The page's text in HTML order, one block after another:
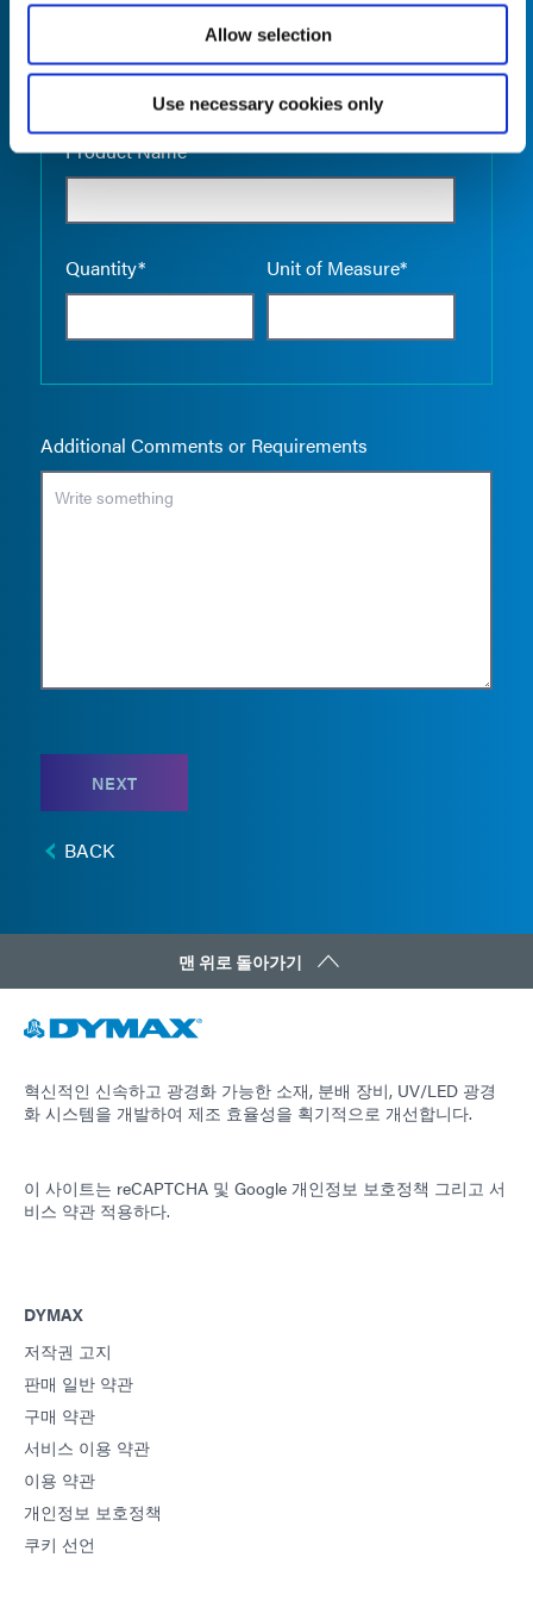
Allow selection
Use necessary cookies only
Product Name*
Quantity* Unit of Measure*
Empty
Additional Comments or Requirements
NEXT
BACK
맨 위로 돌아가기
혁신적인 신속하고 광경화 가능한 소재, 분배 장비, UV/LED 광경
화 시스템을 개발하여 제조 효율성을 획기적으로 개선합니다.
이 사이트는 reCAPTCHA 및 Google 개인정보 보호정책 그리고 서
비스 약관 적용하다.
DYMAX
저작권 고지
판매 일반 약관
구매 약관
서비스 이용 약관
이용 약관
개인정보 보호정책
쿠키 선언